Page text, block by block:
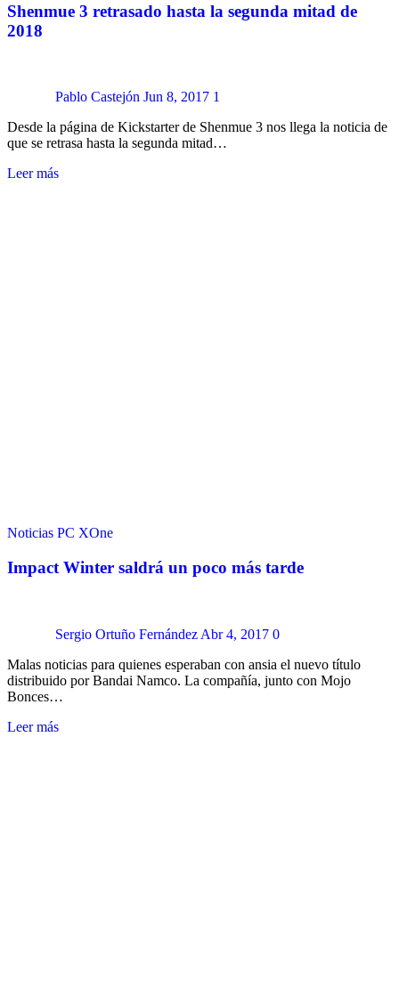
Shenmue 3 retrasado hasta la segunda mitad de
2018
Pablo Castejón Jun 8, 2017 1
Desde la página de Kickstarter de Shenmue 3 nos llega la noticia de
que se retrasa hasta la segunda mitad…
Leer más
Noticias PC XOne
Impact Winter saldrá un poco más tarde
Sergio Ortuño Fernández Abr 4, 2017 0
Malas noticias para quienes esperaban con ansia el nuevo título
distribuido por Bandai Namco. La compañía, junto con Mojo
Bonces…
Leer más